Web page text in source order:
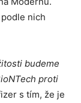
nich
budeme
proti
s tím, že je